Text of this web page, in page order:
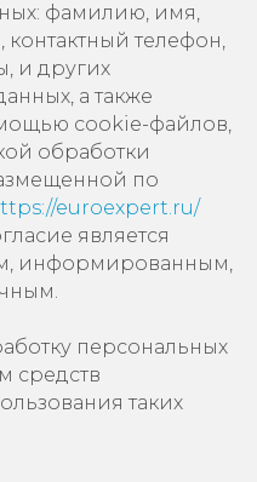
фамилию, имя,
контактный телефон,
и других
а также
cookie-файлов,
обработки
по
euroexpert.ru/
является
информированным,
персональных
средств
таких